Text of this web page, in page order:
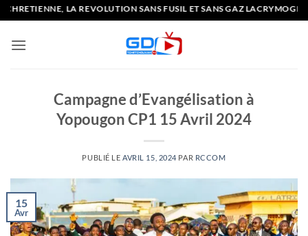
Passer
au
contenu
SANS FUSIL ET SANS GAZ LACRYMOGENE
Campagne d’Evangélisation à
Yopougon CP1 15 Avril 2024
PUBLIÉ LEAVRIL 15, 2024 PAR RCCOM
15
Avr